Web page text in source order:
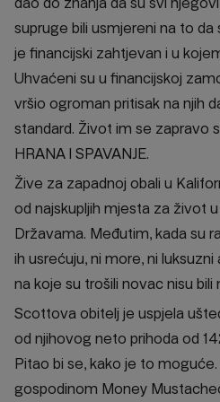
supruge bili usmjereni na to
je financijski zahtjevan i u
Uhvaćeni su u financijskoj
vršio ogroman pritisak na njih
standard. Život im se zapravo
HRANA I SPAVANJE.
Žive za zapadnoj obali u
od najskupljih mjesta za život
Državama. Međutim, kada su
ih usrećuju, ni more, ni
na koje su trošili novac nisu bili
Scottova obitelj je uspjela
od njihovog neto prihoda od
Pitao bi se, kako je to
gospodinom Money